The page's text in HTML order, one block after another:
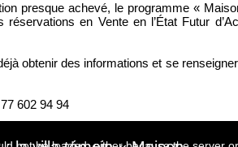
presque achevé, le programme «
réservations en Vente en l’État Futur
obtenir des informations et se
602 94 94